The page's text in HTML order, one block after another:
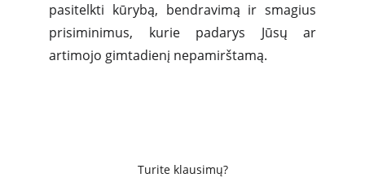
pasitelkti kūrybą, bendravimą ir smagius
prisiminimus, kurie padarys Jūsų ar
artimojo gimtadienį nepamirštamą.
Turite klausimų?